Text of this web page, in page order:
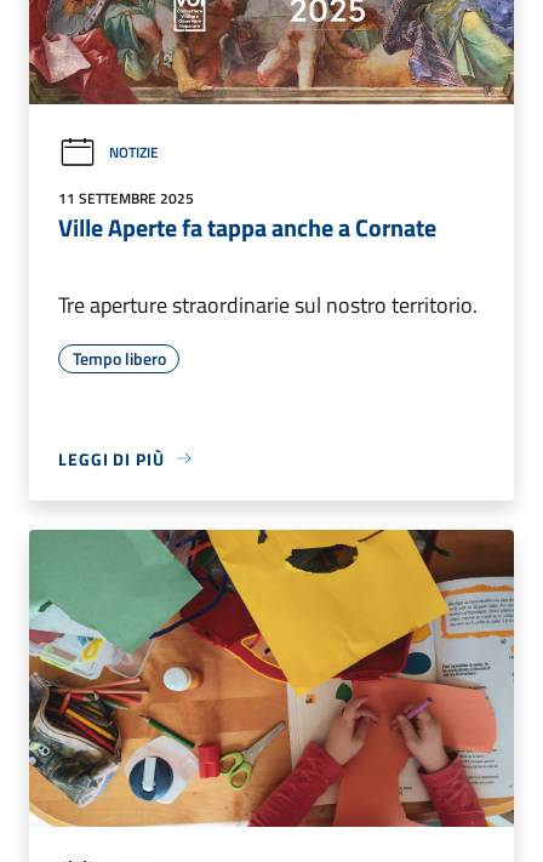
NOTIZIE
11 SETTEMBRE 2025
Ville Aperte fa tappa anche a Cornate
Tre aperture straordinarie sul nostro territorio.
Tempo libero
LEGGI DI PIÙ